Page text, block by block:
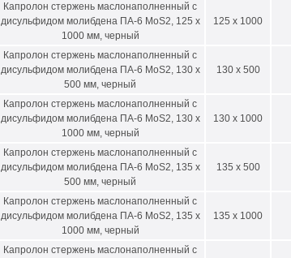
Капролон стержень маслонаполненный с
дисульфидом молибдена ПА-6 MoS2, 125 х
1000 мм, черный
125 x 1000
Капролон стержень маслонаполненный с
дисульфидом молибдена ПА-6 MoS2, 130 х
500 мм, черный
130 x 500
Капролон стержень маслонаполненный с
дисульфидом молибдена ПА-6 MoS2, 130 х
1000 мм, черный
130 x 1000
Капролон стержень маслонаполненный с
дисульфидом молибдена ПА-6 MoS2, 135 х
500 мм, черный
135 x 500
Капролон стержень маслонаполненный с
дисульфидом молибдена ПА-6 MoS2, 135 х
1000 мм, черный
135 x 1000
Капролон стержень маслонаполненный с